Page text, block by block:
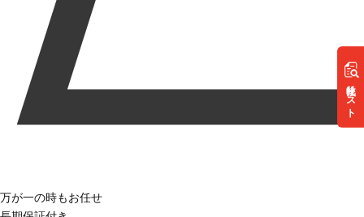
リスト
万が一の時もお任せ